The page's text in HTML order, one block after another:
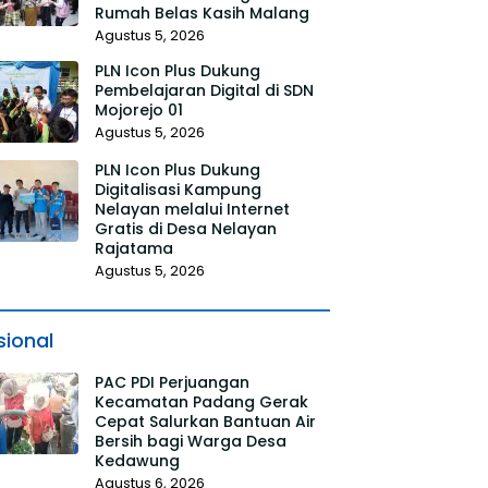
Rumah Belas Kasih Malang
Agustus 5, 2026
PLN Icon Plus Dukung
Pembelajaran Digital di SDN
Mojorejo 01
Agustus 5, 2026
PLN Icon Plus Dukung
Digitalisasi Kampung
Nelayan melalui Internet
Gratis di Desa Nelayan
Rajatama
Agustus 5, 2026
PAC PDI Perjuangan
Kecamatan Padang Gerak
Cepat Salurkan Bantuan Air
Bersih bagi Warga Desa
Kedawung
Agustus 6, 2026